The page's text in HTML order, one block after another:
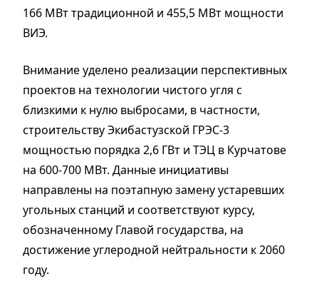
166 МВт традиционной и 455,5 МВт мощности
ВИЭ.
Внимание уделено реализации перспективных
проектов на технологии чистого угля с
близкими к нулю выбросами, в частности,
строительству Экибастузской ГРЭС-3
мощностью порядка 2,6 ГВт и ТЭЦ в Курчатове
на 600-700 МВт. Данные инициативы
направлены на поэтапную замену устаревших
угольных станций и соответствуют курсу,
обозначенному Главой государства, на
достижение углеродной нейтральности к 2060
году.